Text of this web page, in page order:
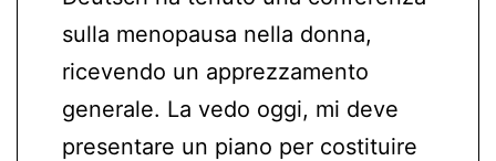
sulla menopausa nella donna,
ricevendo un apprezzamento
generale. La vedo oggi, mi deve
presentare un piano per costituire